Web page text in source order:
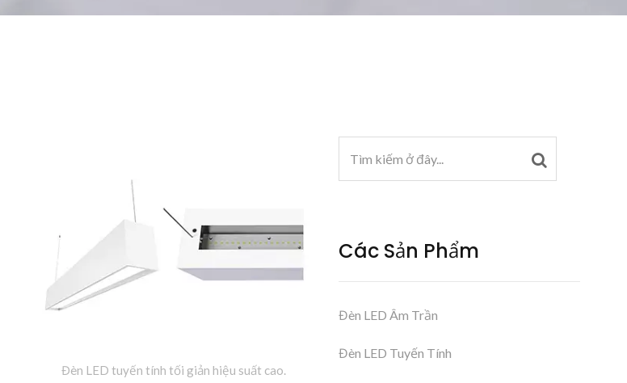
Đèn LED tuyến tính tối giản hiệu suất cao.
Các Sản Phẩm
Đèn LED Âm Trần
Đèn LED Tuyến Tính